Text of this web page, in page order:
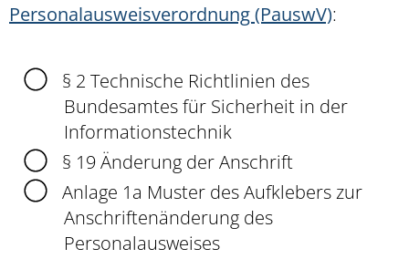
Personalausweisverordnung (PauswV):
§ 2 Technische Richtlinien des
Bundesamtes für Sicherheit in der
Informationstechnik
§ 19Änderung der Anschrift
Anlage 1a Muster des Aufklebers zur
Anschriftenänderung des
Personalausweises